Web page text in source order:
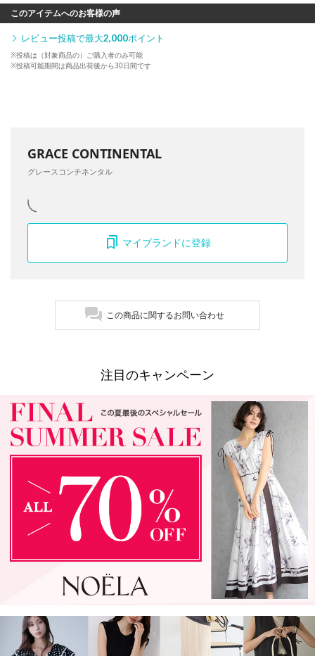
このアイテムへのお客様の声
レビュー投稿で最大2,000ポイント
※投稿は（対象商品の）ご購入者のみ可能
※投稿可能期間は商品出荷後から30日間です
GRACE CONTINENTAL
グレースコンチネンタル
マイブランドに登録
この商品に関するお問い合わせ
注目のキャンペーン